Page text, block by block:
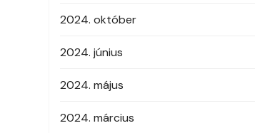
2024. október
2024. június
2024. május
2024. március